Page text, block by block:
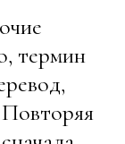
термин
Повторяя